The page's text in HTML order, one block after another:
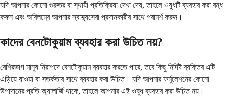
যদি আপনার কোনো গুরুতর বা স্থায়ী প্রতিক্রিয়া দেখা দেয়, তাহলে ওষুধটি ব্যবহার করা বন্ধ
করুন এবং অবিলম্বে আপনার স্বাস্থ্যসেবা প্রদানকারীর সাথে পরামর্শ করুন।
কাদের বেনটোকুয়াম ব্যবহার করা উচিত নয়?
বেশিরভাগ মানুষ নিরাপদে বেনটোকুয়াম ব্যবহার করতে পারে, তবে কিছু নির্দিষ্ট ব্যক্তির এটি
এড়িয়ে যাওয়া বা সতর্কতার সাথে ব্যবহার করা উচিত। যদি আপনার ফর্মুলেশনের কোনো
উপাদানের প্রতি অ্যালার্জি থাকে, তাহলে আপনার এই ওষুধ ব্যবহার করা উচিত নয়।